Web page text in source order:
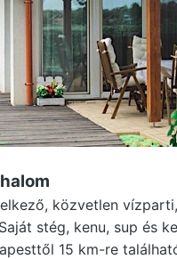
közvetlen
stég, kenu, sup és
15 km-re